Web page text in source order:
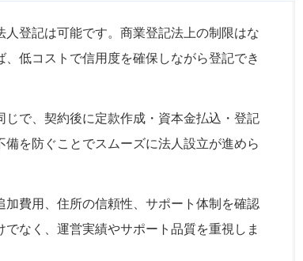
登記は可能です。商業登記法上の制限はな
、低コストで信用度を確保しながら登記でき
で、契約後に定款作成・資本金払込・登記
を防ぐことでスムーズに法人設立が進めら
費用、住所の信頼性、サポート体制を確認
なく、運営実績やサポート品質を重視しま